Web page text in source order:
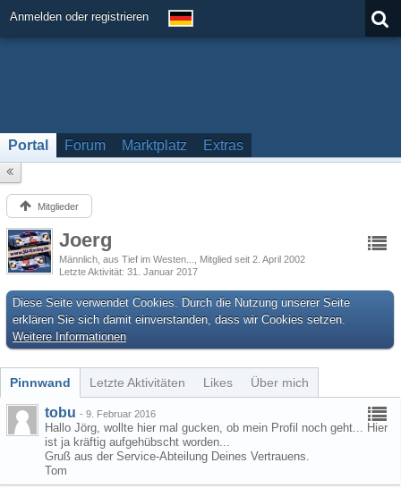
Anmelden oder registrieren
Portal Forum Marktplatz Extras
Mitglieder
Joerg
Männlich aus Tief im Westen...
Mitglied seit 2. April 2002
Letzte Aktivität 31. Januar 2017
Diese Seite verwendet Cookies. Durch die Nutzung unserer Seite
erklären Sie sich damit einverstanden, dass wir Cookies setzen.
Weitere Informationen
Pinnwand Letzte Aktivitäten Likes Über mich
tobu - 9. Februar 2016
Hallo Jörg, wollte hier mal gucken, ob mein Profil noch geht... Hier
ist ja kräftig aufgehübscht worden...
Gruß aus der Service-Abteilung Deines Vertrauens.
Tom